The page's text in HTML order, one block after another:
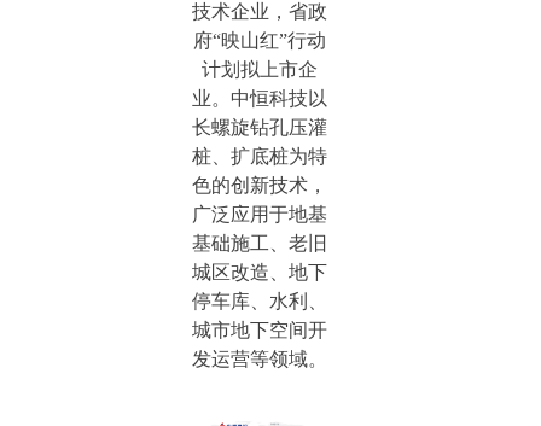
技术企业，省政
府“映山红”行动
计划拟上市企
业。中恒科技以
长螺旋钻孔压灌
桩、扩底桩为特
色的创新技术，
广泛应用于地基
基础施工、老旧
城区改造、地下
停车库、水利、
城市地下空间开
发运营等领域。